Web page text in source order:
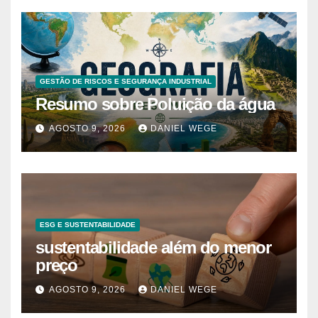
GESTÃO DE RISCOS E SEGURANÇA INDUSTRIAL
Resumo sobre Poluição da água
AGOSTO 9, 2026 DANIEL WEGE
ESG E SUSTENTABILIDADE
sustentabilidade além do menor
preço
AGOSTO 9, 2026 DANIEL WEGE